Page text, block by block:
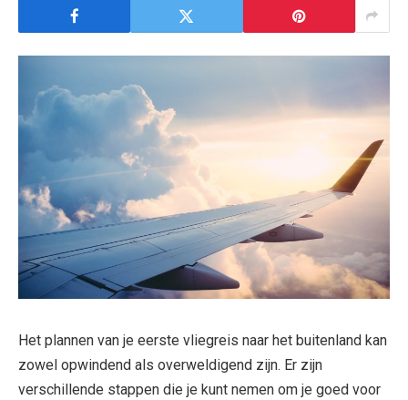
Het plannen van je eerste vliegreis naar het buitenland kan
zowel opwindend als overweldigend zijn. Er zijn
verschillende stappen die je kunt nemen om je goed voor